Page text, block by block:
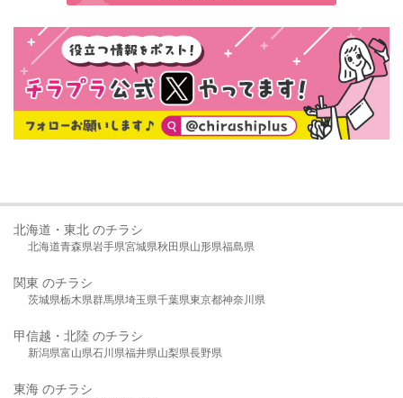
北海道・東北 のチラシ
北海道青森県岩手県宮城県秋田県山形県福島県
関東 のチラシ
茨城県栃木県群馬県埼玉県千葉県東京都神奈川県
甲信越・北陸 のチラシ
新潟県富山県石川県福井県山梨県長野県
東海 のチラシ